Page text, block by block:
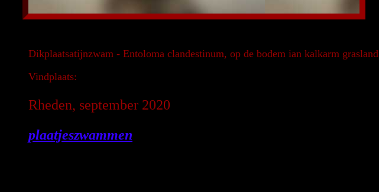
Dikplaatsatijnzwam - Entoloma clandestinum, op de bodem ian kalkarm grasland
Vindplaats:
Rheden, september 2020
plaatjeszwammen